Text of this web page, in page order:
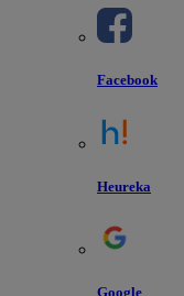
Facebook
Heureka
Google